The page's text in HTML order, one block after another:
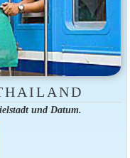
und Datum.